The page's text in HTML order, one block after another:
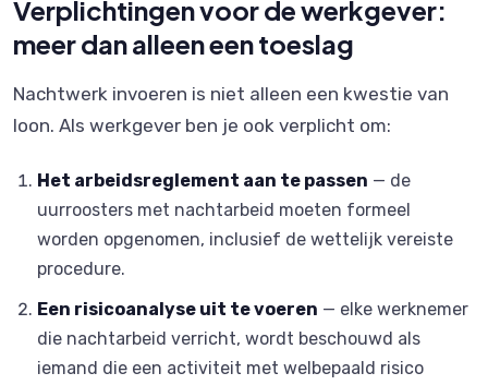
Verplichtingen voor de werkgever:
meer dan alleen een toeslag
Nachtwerk invoeren is niet alleen een kwestie van
loon. Als werkgever ben je ook verplicht om:
Het arbeidsreglement aan te passen — de
uurroosters met nachtarbeid moeten formeel
worden opgenomen, inclusief de wettelijk vereiste
procedure.
Een risicoanalyse uit te voeren — elke werknemer
die nachtarbeid verricht, wordt beschouwd als
iemand die een activiteit met welbepaald risico